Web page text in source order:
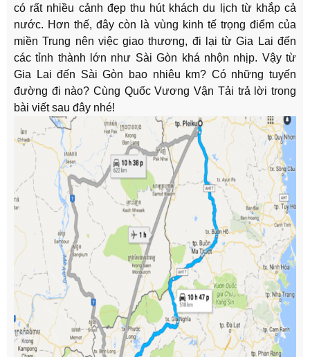
có rất nhiều cảnh đẹp thu hút khách du lịch từ khắp cả
nước. Hơn thế, đây còn là vùng kinh tế trọng điểm của
miền Trung nên việc giao thương, đi lại từ Gia Lai đến
các tỉnh thành lớn như Sài Gòn khá nhộn nhịp. Vậy từ
Gia Lai đến Sài Gòn bao nhiêu km? Có những tuyến
đường đi nào? Cùng Quốc Vương Vận Tải trả lời trong
bài viết sau đây nhé!